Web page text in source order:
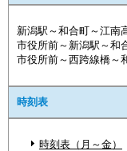
新潟駅～和合町～江南
市役所前～新潟駅～和
市役所前～西跨線橋～
時刻表
時刻表（月～金）